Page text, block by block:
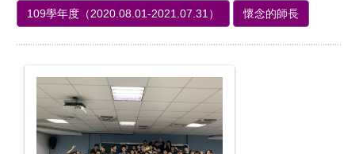
109學年度（2020.08.01-2021.07.31） 懷念的師長